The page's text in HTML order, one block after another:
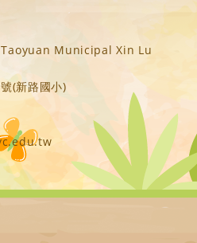
Taoyuan Municipal Xin Lu
(新路國小)